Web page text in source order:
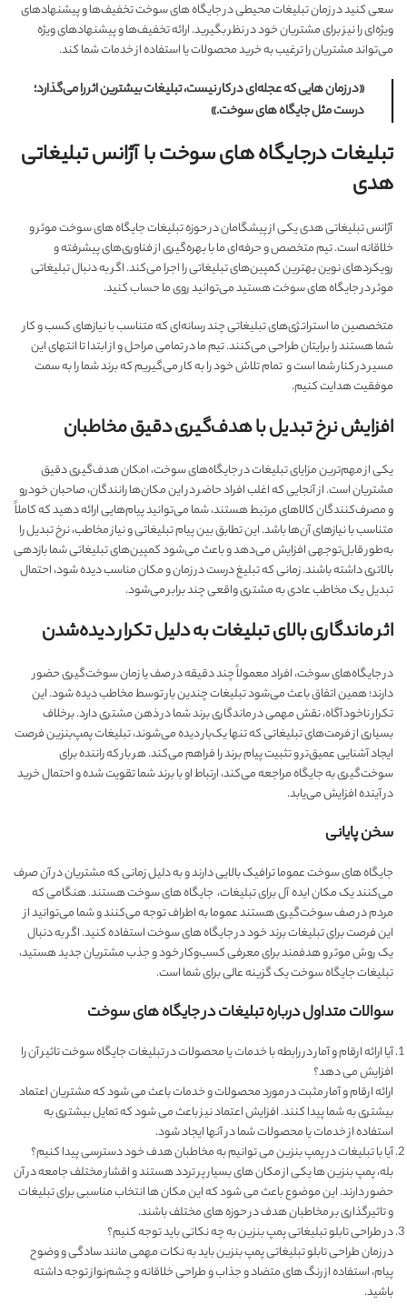
سعی کنید در زمان تبلیغات محیطی در جایگاه های سوخت تخفیف‌‌ها و پیشنهادهای
ویژه‌ای را نیز برای مشتریان خود در نظر بگیرید. ارائه تخفیف‌ها و پیشنهادهای ویژه
می‌تواند مشتریان را ترغیب به خرید محصولات یا استفاده از خدمات شما کند.
«در زمان‌ هایی که عجله‌ای در کار نیست، تبلیغات بیشترین اثر را می‌گذارد؛
درست مثل جایگاه‌ های سوخت.»
تبلیغات درجایگاه های سوخت با آژانس تبلیغاتی
هدی
آژانس تبلیغاتی هدی یکی از پیشگامان در حوزه تبلیغات جایگاه های سوخت موثر و
خلاقانه است. تیم متخصص و حرفه‌ای ما با بهره‌گیری از فناوری‌های پیشرفته و
رویکردهای نوین بهترین کمپین‌های تبلیغاتی را اجرا می‌کند. اگر به دنبال تبلیغاتی
موثر در جایگاه های سوخت هستید می‌توانید روی ما حساب کنید.
متخصصین ما استراتژی‌های تبلیغاتی چند رسانه‌ای که متناسب با نیازهای کسب و کار
شما هستند را برایتان طراحی می‌کنند. تیم ما در تمامی مراحل و از ابتدا تا انتهای این
مسیر در کنار شما است و تمام تلاش خود را به کار می‌گیریم که برند شما را به سمت
موفقیت هدایت کنیم.
افزایش نرخ تبدیل با هدف‌گیری دقیق مخاطبان
یکی از مهم‌ترین مزایای تبلیغات در جایگاه‌های سوخت، امکان هدف‌گیری دقیق
مشتریان است. از آنجایی که اغلب افراد حاضر در این مکان‌ها رانندگان، صاحبان خودرو
و مصرف‌کنندگان کالاهای مرتبط هستند، شما می‌توانید پیام‌هایی ارائه دهید که کاملاً
متناسب با نیازهای آن‌ها باشد. این تطابق بین پیام تبلیغاتی و نیاز مخاطب، نرخ تبدیل را
به‌طور قابل‌توجهی افزایش می‌دهد و باعث می‌شود کمپین‌های تبلیغاتی شما بازدهی
بالاتری داشته باشند. زمانی که تبلیغ درست در زمان و مکان مناسب دیده شود، احتمال
تبدیل یک مخاطب عادی به مشتری واقعی چند برابر می‌شود.
اثر ماندگاری بالای تبلیغات به دلیل تکرار دیده‌شدن
در جایگاه‌های سوخت، افراد معمولاً چند دقیقه در صف یا زمان سوخت‌گیری حضور
دارند؛ همین اتفاق باعث می‌شود تبلیغات چندین بار توسط مخاطب دیده شود. این
تکرار ناخودآگاه، نقش مهمی در ماندگاری برند شما در ذهن مشتری دارد. برخلاف
بسیاری از فرمت‌های تبلیغاتی که تنها یک‌بار دیده می‌شوند، تبلیغات پمپ‌بنزین فرصت
ایجاد آشنایی عمیق‌تر و تثبیت پیام برند را فراهم می‌کند. هر بار که راننده برای
سوخت‌گیری به جایگاه مراجعه می‌کند، ارتباط او با برند شما تقویت شده و احتمال خرید
در آینده افزایش می‌یابد.
سخن پایانی
جایگاه های سوخت عموما ترافیک بالایی دارند و به دلیل زمانی که مشتریان در آن صرف
می‌کنند یک مکان ایده آل برای تبلیغات، جایگاه های سوخت هستند. هنگامی که
مردم در صف سوخت‌گیری هستند عموما به اطراف توجه می‌کنند و شما می‌توانید از
این فرصت برای تبلیغات برند خود در جایگاه های سوخت استفاده کنید. اگر به دنبال
یک روش موثر و هدفمند برای معرفی کسب‌وکار خود و جذب مشتریان جدید هستید،
تبلیغات جایگاه سوخت یک گزینه عالی برای شما است.
سوالات متداول درباره تبلیغات در جایگاه های سوخت
آیا ارائه ارقام و آمار در رابطه با خدمات یا محصولات در تبلیغات جایگاه سوخت تاثیر آن را
افزایش می دهد؟
ارائه ارقام و آمار مثبت در مورد محصولات و خدمات باعث می شود که مشتریان اعتماد
بیشتری به شما پیدا کنند. افزایش اعتماد نیز باعث می شود که تمایل بیشتری به
استفاده از خدمات یا محصولات شما در آنها ایجاد شود.
آیا با تبلیغات در پمپ بنزین می توانیم به مخاطبان هدف خود دسترسی پیدا کنیم؟
بله، پمپ بنزین ها یکی از مکان های بسیار پر تردد هستند و اقشار مختلف جامعه در آن
حضور دارند. این موضوع باعث می شود که این مکان ها انتخاب مناسبی برای تبلیغات
و تاثیرگذاری بر مخاطبان هدف در حوزه های مختلف باشند.
در طراحی تابلو تبلیغاتی پمپ بنزین به چه نکاتی باید توجه کنیم؟
در زمان طراحی تابلو تبلیغاتی پمپ بنزین باید به نکات مهمی مانند سادگی و وضوح
پیام، استفاده از رنگ های متضاد و جذاب و طراحی خلاقانه و چشم‌نواز توجه داشته
باشید.